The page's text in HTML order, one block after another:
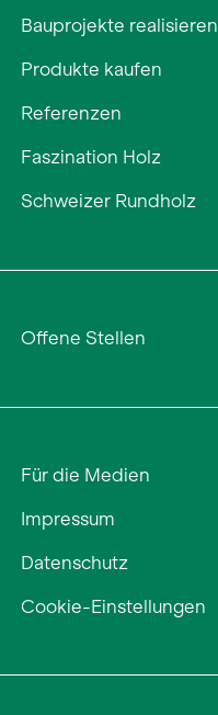
Bauprojekte realisieren
Produkte kaufen
Referenzen
Faszination Holz
Schweizer Rundholz
Offene Stellen
Für die Medien
Impressum
Datenschutz
Cookie-Einstellungen